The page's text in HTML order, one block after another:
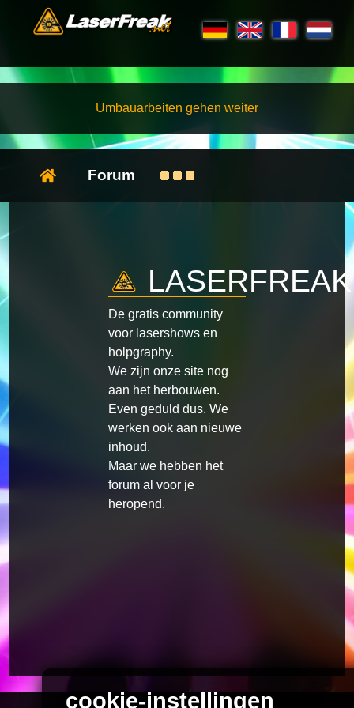
Umbauarbeiten gehen weiter
Forum
De gratis community
voor lasershows en
holpgraphy.
We zijn onze site nog
aan het herbouwen.
Even geduld dus. We
werken ook aan nieuwe
inhoud.
Maar we hebben het
forum al voor je
heropend.
cookie-instellingen